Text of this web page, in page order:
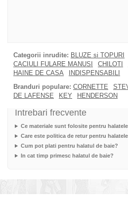
Categorii inrudite: BLUZE si TOPURI
CACIULI FULARE MANUSI
CHILOTI
HAINE DE CASA
INDISPENSABILI
Branduri populare: CORNETTE
DE LAFENSE
KEY HENDERSON
Intrebari frecvente
Ce materiale sunt folosite pentru
Care este politica de retur pentru
Cum pot plati pentru halatul de baie?
In cat timp primesc halatul de baie?